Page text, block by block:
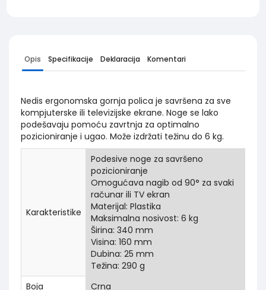
Opis Specifikacije Deklaracija Komentari
Nedis ergonomska gornja polica je savršena za sve
kompjuterske ili televizijske ekrane. Noge se lako
podešavaju pomoću zavrtnja za optimalno
pozicioniranje i ugao. Može izdržati težinu do 6 kg.
Karakteristike
Podesive noge za savršeno
pozicioniranje
Omogućava nagib od 90° za svaki
računar ili TV ekran
Materijal: Plastika
Maksimalna nosivost: 6 kg
Širina: 340 mm
Visina: 160 mm
Dubina: 25 mm
Težina: 290 g
Boja
Crna